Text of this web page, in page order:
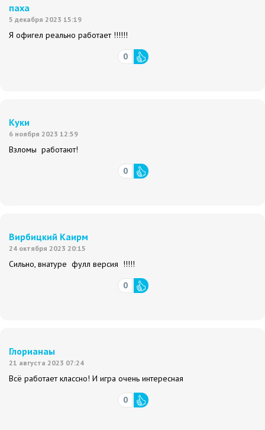
паха
5 декабря 2023 15:19
Я офигел реально работает !!!!!!
0
Куки
6 ноября 2023 12:59
Взломы работают!
0
Вирбицкий Каирм
24 октября 2023 20:15
Сильно, внатуре фулл версия !!!!!
0
Глорианаы
21 августа 2023 07:24
Всё работает классно! И игра очень интересная
0